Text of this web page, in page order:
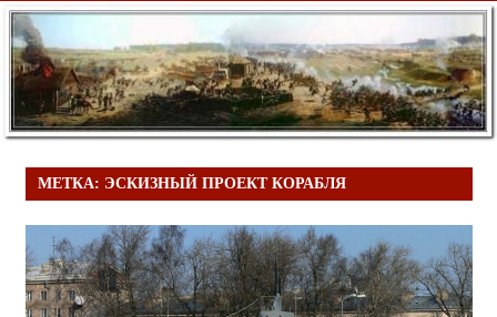
МЕТКА: ЭСКИЗНЫЙ ПРОЕКТ КОРАБЛЯ